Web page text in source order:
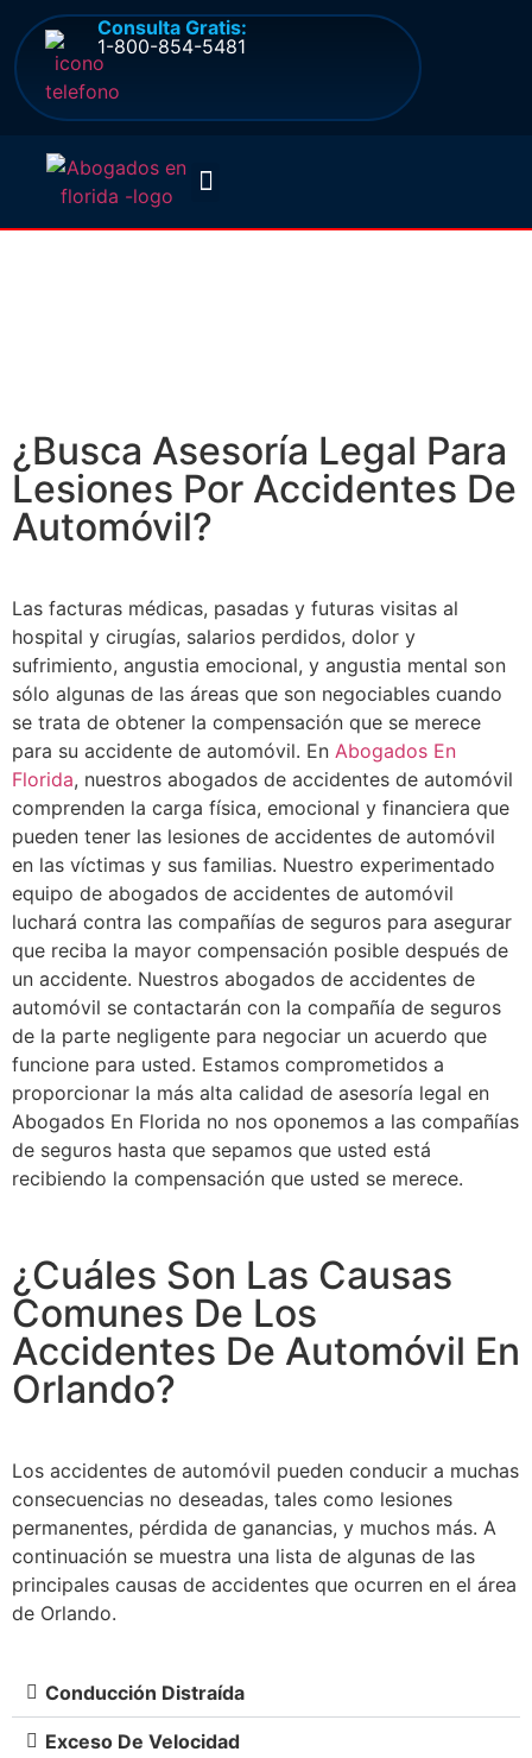
Consulta Gratis:
1-800-854-5481
¿Busca Asesoría Legal Para
Lesiones Por Accidentes De
Automóvil?
Las facturas médicas, pasadas y futuras visitas al
hospital y cirugías, salarios perdidos, dolor y
sufrimiento, angustia emocional, y angustia mental son
sólo algunas de las áreas que son negociables cuando
se trata de obtener la compensación que se merece
para su accidente de automóvil. En Abogados En
Florida, nuestros abogados de accidentes de automóvil
comprenden la carga física, emocional y financiera que
pueden tener las lesiones de accidentes de automóvil
en las víctimas y sus familias. Nuestro experimentado
equipo de abogados de accidentes de automóvil
luchará contra las compañías de seguros para asegurar
que reciba la mayor compensación posible después de
un accidente. Nuestros abogados de accidentes de
automóvil se contactarán con la compañía de seguros
de la parte negligente para negociar un acuerdo que
funcione para usted. Estamos comprometidos a
proporcionar la más alta calidad de asesoría legal en
Abogados En Florida no nos oponemos a las compañías
de seguros hasta que sepamos que usted está
recibiendo la compensación que usted se merece.
¿Cuáles Son Las Causas
Comunes De Los
Accidentes De Automóvil En
Orlando?
Los accidentes de automóvil pueden conducir a muchas
consecuencias no deseadas, tales como lesiones
permanentes, pérdida de ganancias, y muchos más. A
continuación se muestra una lista de algunas de las
principales causas de accidentes que ocurren en el área
de Orlando.
Conducción Distraída
Exceso De Velocidad